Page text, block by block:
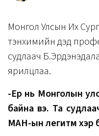
Монгол Улсын Их
тэнхимийн дэд
судлаач
ярилцлаа.
-Ер нь Монголын улс
байна вэ. Та
МАН-ын легитм хэр